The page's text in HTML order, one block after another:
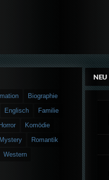
NEU
Biographie
Englisch
Familie
Horror
Komödie
Mystery
Romantik
Western